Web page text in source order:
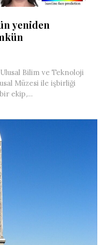
yeniden
Bilim ve Teknoloji
Müzesi ile işbirliği
ekip,...